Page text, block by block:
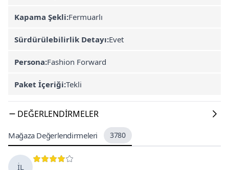
Kapama Şekli:Fermuarlı
Sürdürülebilirlik Detayı:Evet
Persona:Fashion Forward
Paket İçeriği:Tekli
DEĞERLENDIRMELER
Mağaza Değerlendirmeleri 3780
İL